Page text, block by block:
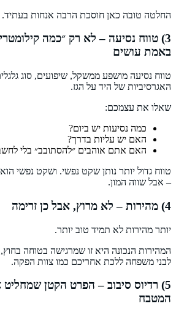
החלטה טובה כאן חוסכת הרבה אנחות בעתיד.
3) טווח נסיעה – לא רק ״כמה
באמת עושים
טווח נסיעה מושפע ממשקל, שיפועים, סוג
האגרסיביות של היד על הגז.
שאלו את עצמכם:
כמה נסיעות יש ביום?
האם יש עליות בדרך?
האם אתם אוהבים ״להסתובב״ בלי
טווח גדול יותר נותן שקט נפשי. ושקט נפשי
– אבל שווה המון.
4) מהירות – לא מרוץ, אבל כן זרימה
יותר מהירות לא תמיד טוב יותר.
המהירות הנכונה היא זו שמרגישה בטוחה
לבני משפחה ללכת אחריכם כמו צוות הפקה.
5) רדיוס סיבוב – הפרט הקטן
המטבח